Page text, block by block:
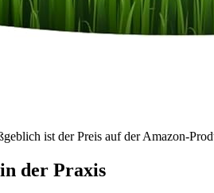
ist der Preis auf der Amazon-
der Praxis